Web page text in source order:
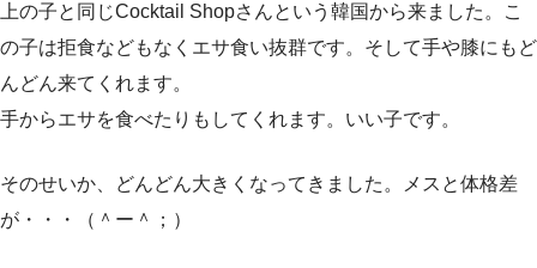
上の子と同じCocktail Shopさんという韓国から来ました。こ
の子は拒食などもなくエサ食い抜群です。そして手や膝にもど
んどん来てくれます。
手からエサを食べたりもしてくれます。いい子です。
そのせいか、どんどん大きくなってきました。メスと体格差
が・・・（＾ー＾；）